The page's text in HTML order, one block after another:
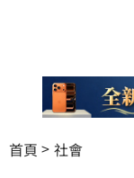
首頁 社會